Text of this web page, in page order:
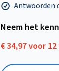
Antwoorden
Neem het
€ 34,97 voor